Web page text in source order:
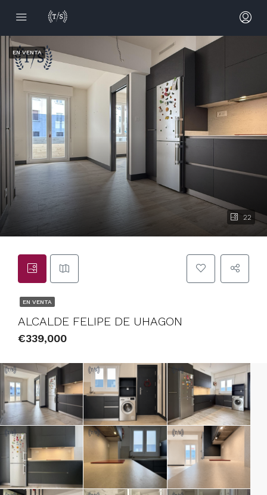
22
EN VENTA
EN VENTA
ALCALDE FELIPE DE UHAGON
€339,000